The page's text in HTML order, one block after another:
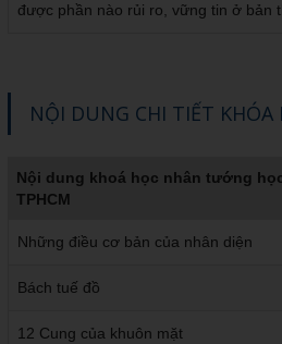
được phần nào rủi ro, vững tin ở bản
NỘI DUNG CHI TIẾT KHÓA
Nội dung khoá học nhân tướng
TPHCM
Những điều cơ bản của nhân diện
Bách tuế đồ
12 Cung của khuôn mặt